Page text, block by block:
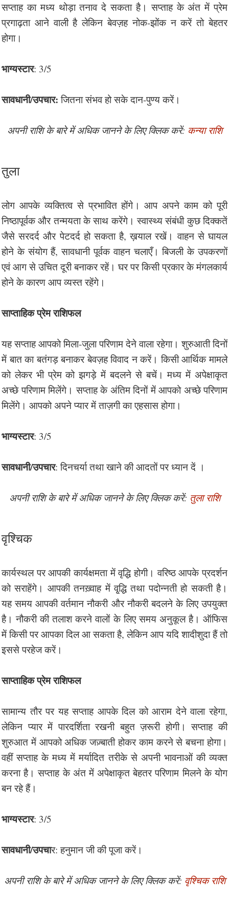
सप्ताह का मध्य थोड़ा तनाव दे सकता है। सप्ताह के अंत में प्रेम
प्रगाढ़ता आने वाली है लेकिन बेवज़ह नोक-झोंक न करें तो बेहतर
होगा।
भाग्यस्टार: 3/5
सावधानी/उपचार: जितना संभव हो सके दान-पुण्य करें।
अपनी राशि के बारे में अधिक जानने के लिए क्लिक करें: कन्या राशि
तुला
लोग आपके व्यक्तित्व से प्रभावित होंगे। आप अपने काम को पूरी
निष्ठापूर्वक और तन्मयता के साथ करेंगे। स्वास्थ्य संबंधी कुछ दिक्कतें
जैसे सरदर्द और पेटदर्द हो सकता है, ख़याल रखें। वाहन से घायल
होने के संयोग हैं, सावधानी पूर्वक वाहन चलाएँ। बिजली के उपकरणों
एवं आग से उचित दूरी बनाकर रहें। घर पर किसी प्रकार के मंगलकार्य
होने के कारण आप व्यस्त रहेंगे।
साप्ताहिक प्रेम राशिफल
यह सप्ताह आपको मिला-जुला परिणाम देने वाला रहेगा। शुरुआती दिनों
में बात का बतंगड़ बनाकर बेवज़ह विवाद न करें। किसी आर्थिक मामले
को लेकर भी प्रेम को झगड़े में बदलने से बचें। मध्य में अपेक्षाकृत
अच्छे परिणाम मिलेंगे। सप्ताह के अंतिम दिनों में आपको अच्छे परिणाम
मिलेंगे। आपको अपने प्यार में ताज़गी का एहसास होगा।
भाग्यस्टार: 3/5
सावधानी/उपचार: दिनचर्या तथा खाने की आदतों पर ध्यान दें ।
अपनी राशि के बारे में अधिक जानने के लिए क्लिक करें: तुला राशि
वृश्चिक
कार्यस्थल पर आपकी कार्यक्षमता में वृद्धि होगी। वरिष्ठ आपके प्रदर्शन
को सराहेंगे। आपकी तनख़्वाह में वृ्द्धि तथा पदोन्नती हो सकती है।
यह समय आपकी वर्तमान नौकरी और नौकरी बदलने के लिए उपयुक्त
है। नौकरी की तलाश करने वालों के लिए समय अनुकूल है। ऑफिस
में किसी पर आपका दिल आ सकता है, लेकिन आप यदि शादीशुदा हैं तो
इससे परहेज करें।
साप्ताहिक प्रेम राशिफल
सामान्य तौर पर यह सप्ताह आपके दिल को आराम देने वाला रहेगा,
लेकिन प्यार में पारदर्शिता रखनी बहुत ज़रूरी होगी। सप्ताह की
शुरुआत में आपको अधिक जज़्बाती होकर काम करने से बचना होगा।
वहीं सप्ताह के मध्य में मर्यादित तरीके से अपनी भावनाओं की व्यक्त
करना है। सप्ताह के अंत में अपेक्षाकृत बेहतर परिणाम मिलने के योग
बन रहे हैं।
भाग्यस्टार: 3/5
सावधानी/उपचार: हनुमान जी की पूजा करें।
अपनी राशि के बारे में अधिक जानने के लिए क्लिक करें: वृश्चिक राशि